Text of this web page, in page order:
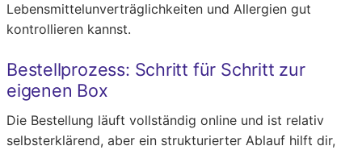
Lebensmittelunverträglichkeiten und Allergien gut
kontrollieren kannst.
Bestellprozess: Schritt für Schritt zur
eigenen Box
Die Bestellung läuft vollständig online und ist relativ
selbsterklärend, aber ein strukturierter Ablauf hilft dir,